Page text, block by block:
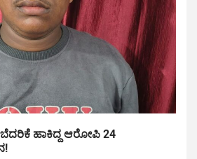
ಹಾಕಿದ್ದ ಆರೋಪಿ 24